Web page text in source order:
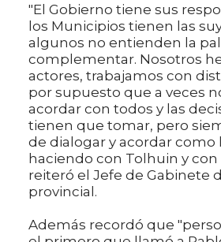
"El Gobierno tiene sus
los Municipios tienen las
algunos no entienden la
complementar. Nosotros
actores, trabajamos con
por supuesto que a veces
acordar con todos y las
tienen que tomar, pero
de dialogar y acordar como
haciendo con Tolhuin y con
reiteró el Jefe de Gabinete
provincial.
Además recordó que